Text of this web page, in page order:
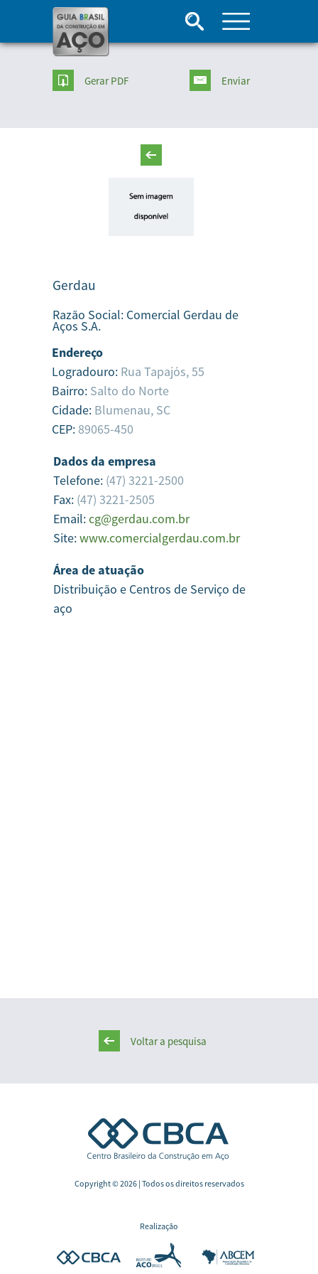
Gerar PDF Enviar
Gerdau
Razão Social: Comercial Gerdau de
Aços S.A.
Endereço
Logradouro: Rua Tapajós, 55
Bairro: Salto do Norte
Cidade: Blumenau, SC
CEP:89065-450
Dados da empresa
Telefone: (47) 3221-2500
Fax: (47) 3221-2505
Email:cg@gerdau.com.br
Site:www.comercialgerdau.com.br
Área de atuação
Distribuição e Centros de Serviço de
aço
Voltar a pesquisa
Copyright © 2026 | Todos os direitos reservados
Realização